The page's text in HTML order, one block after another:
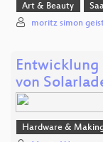
Art & Beauty
moritz simon
Entwicklung
von
Hardware &